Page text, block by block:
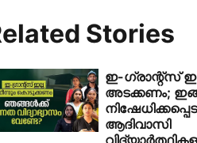
Stories
ഇ-ഗ്രാന്റ്‌സ്
അടക്കണം;
ആദിവാസി